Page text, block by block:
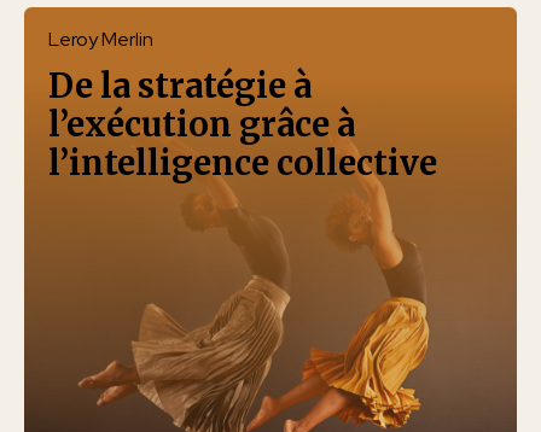
Leroy Merlin
De la stratégie à
l’exécution grâce à
l’intelligence collective